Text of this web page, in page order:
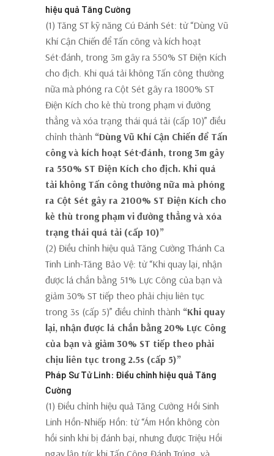
hiệu quả Tăng Cường
(1) Tăng ST kỹ năng Cú Đánh Sét: từ “Dùng Vũ
Khí Cận Chiến để Tấn công và kích hoạt
Sét·đánh, trong 3m gây ra 550% ST Điện Kích
cho địch. Khi quá tải không Tấn công thường
nữa mà phóng ra Cột Sét gây ra 1800% ST
Điện Kích cho kẻ thù trong phạm vi đường
thẳng và xóa trạng thái quá tải (cấp 10)” điều
chỉnh thành “Dùng Vũ Khí Cận Chiến để Tấn
công và kích hoạt Sét·đánh, trong 3m gây
ra 550% ST Điện Kích cho địch. Khi quá
tải không Tấn công thường nữa mà phóng
ra Cột Sét gây ra 2100% ST Điện Kích cho
kẻ thù trong phạm vi đường thẳng và xóa
trạng thái quá tải (cấp 10)”
(2) Điều chỉnh hiệu quả Tăng Cường Thánh Ca
Tinh Linh-Tăng Bảo Vệ: từ “Khi quay lại, nhận
được lá chắn bằng 51% Lực Công của bạn và
giảm 30% ST tiếp theo phải chịu liên tục
trong 3s (cấp 5)” điều chỉnh thành “Khi quay
lại, nhận được lá chắn bằng 20% Lực Công
của bạn và giảm 30% ST tiếp theo phải
chịu liên tục trong 2.5s (cấp 5)”
Pháp Sư Tử Linh: Điều chỉnh hiệu quả Tăng
Cường
(1) Điều chỉnh hiệu quả Tăng Cường Hồi Sinh
Linh Hồn-Nhiếp Hồn: từ “Ám Hồn không còn
hồi sinh khi bị đánh bại, nhưng được Triệu Hồi